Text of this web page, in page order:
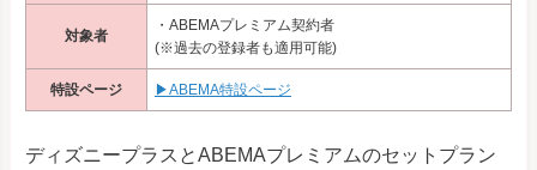
対象者
・ABEMAプレミアム契約者
(※過去の登録者も適用可能)
特設ページ ▶ABEMA特設ページ
ディズニープラスとABEMAプレミアムのセットプラン